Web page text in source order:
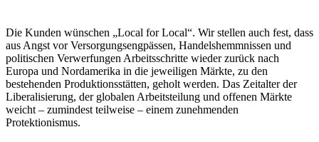
Die Kunden wünschen „Local for Local“. Wir stellen auch fest, dass
aus Angst vor Versorgungsengpässen, Handelshemmnissen und
politischen Verwerfungen Arbeitsschritte wieder zurück nach
Europa und Nordamerika in die jeweiligen Märkte, zu den
bestehenden Produktionsstätten, geholt werden. Das Zeitalter der
Liberalisierung, der globalen Arbeitsteilung und offenen Märkte
weicht – zumindest teilweise – einem zunehmenden
Protektionismus.